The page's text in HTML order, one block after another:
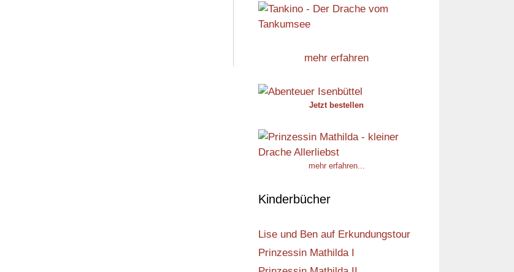
mehr erfahren
Jetzt bestellen
mehr erfahren...
Kinderbücher
Lise und Ben auf Erkundungstour
Prinzessin Mathilda I